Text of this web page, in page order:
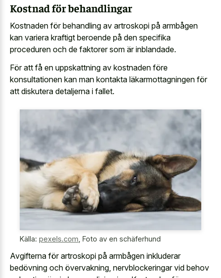
Kostnad för behandlingar
Kostnaden för behandling av artroskopi på armbågen
kan variera kraftigt beroende på den specifika
proceduren och de faktorer som är inblandade.
För att få en uppskattning av kostnaden före
konsultationen kan man kontakta läkarmottagningen för
att diskutera detaljerna i fallet.
Källa: pexels.com Foto av en schäferhund
Avgifterna för artroskopi på armbågen inkluderar
bedövning och övervakning, nervblockeringar vid behov